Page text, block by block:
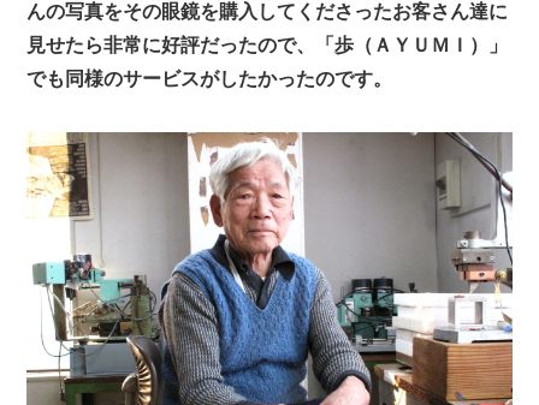
んの写真をその眼鏡を購入してくださったお客さん達に
見せたら非常に好評だったので、「歩（ＡＹＵＭＩ）」
でも同様のサービスがしたかったのです。